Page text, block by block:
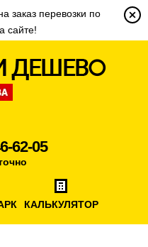
заказ перевозки по
сайте!
62-05
КАЛЬКУЛЯТОР